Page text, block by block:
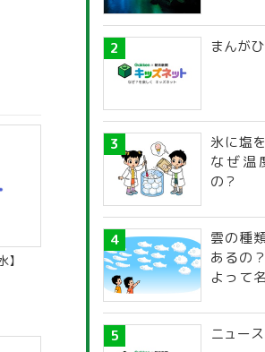
探究ガ
まんが
氷に塩
なぜ温
の？
雲の種
あるの
よって
ニュース